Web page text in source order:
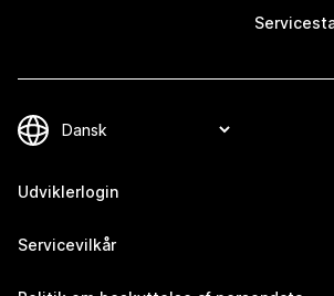
Udviklerlogin
Servicevilkår